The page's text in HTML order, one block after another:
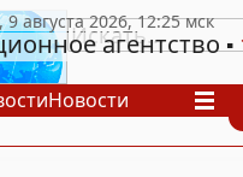
агентство
Новости